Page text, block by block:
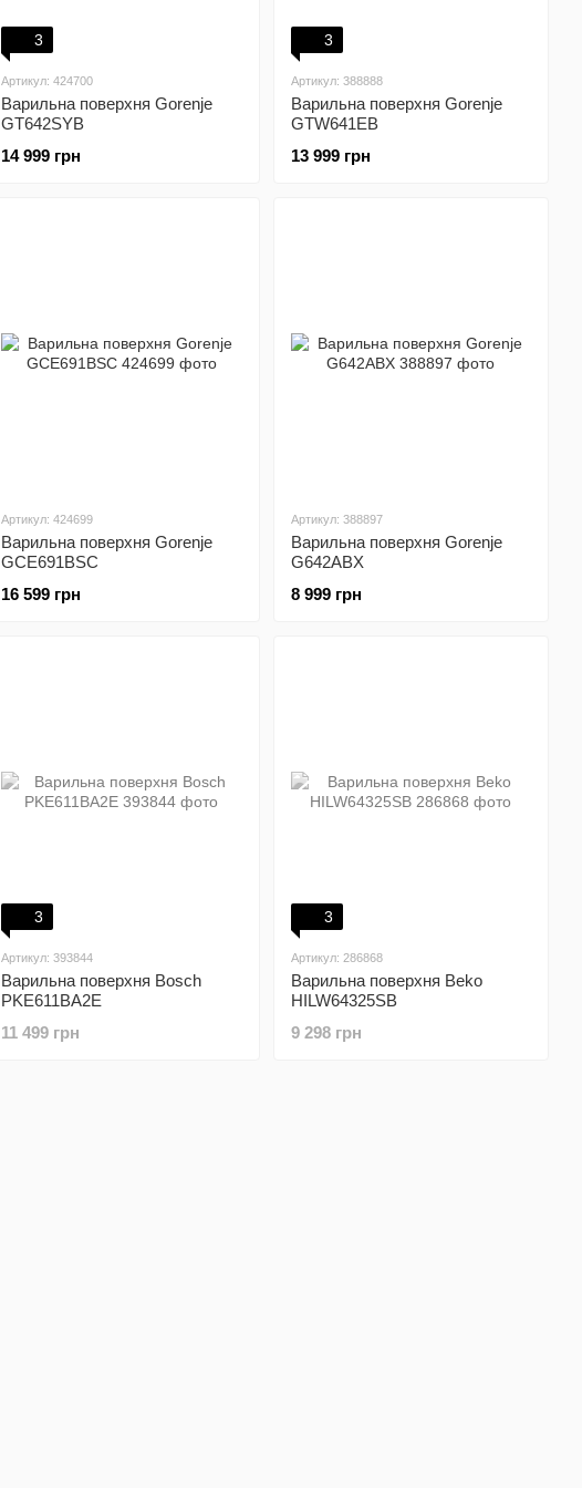
3
Артикул: 424700
Варильна поверхня Gorenje
GT642SYB
14 999 грн
3
Артикул: 388888
Варильна поверхня Gorenje
GTW641EB
13 999 грн
Артикул: 424699
Варильна поверхня Gorenje
GCE691BSC
16 599 грн
Артикул: 388897
Варильна поверхня Gorenje
G642ABX
8 999 грн
3
Артикул: 393844
Варильна поверхня Bosch
PKE611BA2E
11 499 грн
3
Артикул: 286868
Варильна поверхня Beko
HILW64325SB
9 298 грн